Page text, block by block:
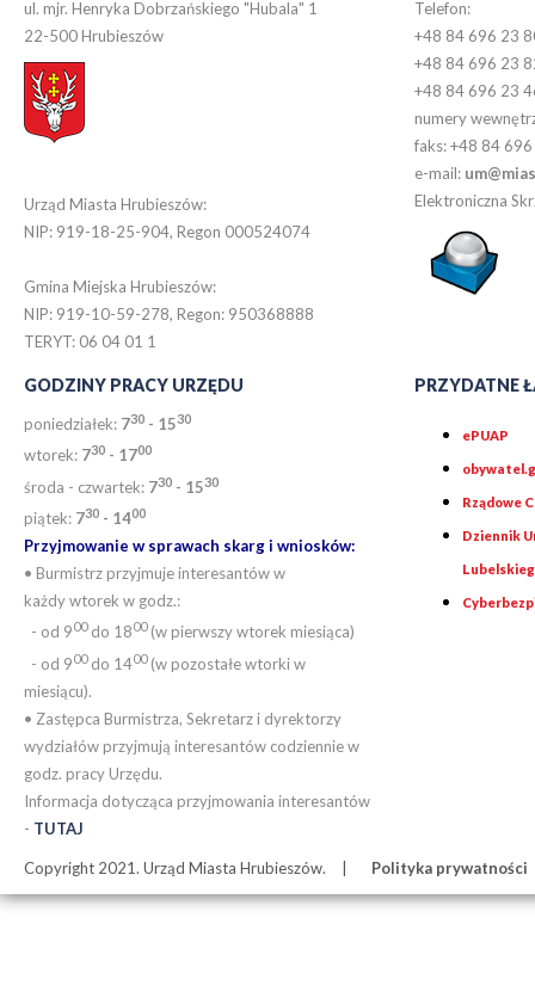
ul. mjr. Henryka Dobrzańskiego "Hubala" 1
22-500 Hrubieszów
Urząd Miasta Hrubieszów:
NIP: 919-18-25-904, Regon 000524074
Gmina Miejska Hrubieszów:
NIP: 919-10-59-278, Regon: 950368888
TERYT: 06 04 01 1
Telefon:
+48 84 696 23
+48 84 696 23
+48 84 696 23
numery
faks: +48 84
e-mail:
Elektroniczna
GODZINY PRACY URZĘDU
poniedziałek: 730 - 1530
wtorek: 730 - 1700
środa - czwartek: 730 - 1530
piątek: 730 - 1400
Przyjmowanie w sprawach skarg i wniosków:
• Burmistrz przyjmuje interesantów w
każdy wtorek w godz.:
- od 900do 1800(w pierwszy wtorek miesiąca)
- od 900do 1400(w pozostałe wtorki w
miesiącu).
• Zastępca Burmistrza, Sekretarz i dyrektorzy
wydziałów przyjmują interesantów codziennie w
godz. pracy Urzędu.
Informacja dotycząca przyjmowania interesantów
- TUTAJ
PRZYDATNE
ePUAP
Rządowe
Dziennik
Copyright 2021. Urząd Miasta Hrubieszów. Polityka prywatności